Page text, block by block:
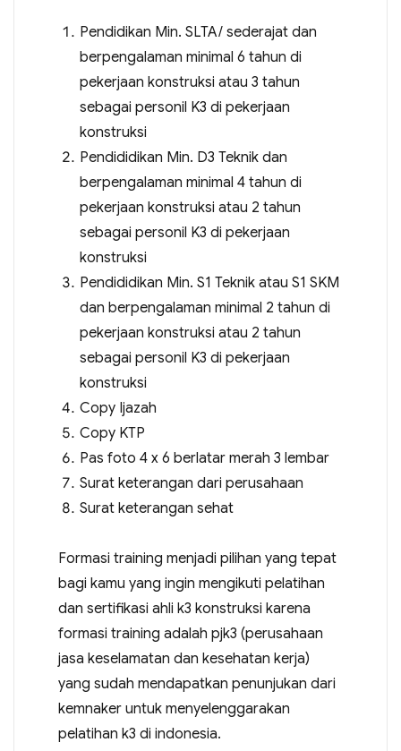
Pendidikan Min. SLTA/ sederajat dan
berpengalaman minimal 6 tahun di
pekerjaan konstruksi atau 3 tahun
sebagai personil K3 di pekerjaan
konstruksi
Pendididikan Min. D3 Teknik dan
berpengalaman minimal 4 tahun di
pekerjaan konstruksi atau 2 tahun
sebagai personil K3 di pekerjaan
konstruksi
Pendididikan Min. S1 Teknik atau S1 SKM
dan berpengalaman minimal 2 tahun di
pekerjaan konstruksi atau 2 tahun
sebagai personil K3 di pekerjaan
konstruksi
Copy Ijazah
Copy KTP
Pas foto 4 x 6 berlatar merah 3 lembar
Surat keterangan dari perusahaan
Surat keterangan sehat
Formasi training menjadi pilihan yang tepat
bagi kamu yang ingin mengikuti pelatihan
dan sertifikasi ahli k3 konstruksi karena
formasi training adalah pjk3 (perusahaan
jasa keselamatan dan kesehatan kerja)
yang sudah mendapatkan penunjukan dari
kemnaker untuk menyelenggarakan
pelatihan k3 di indonesia.